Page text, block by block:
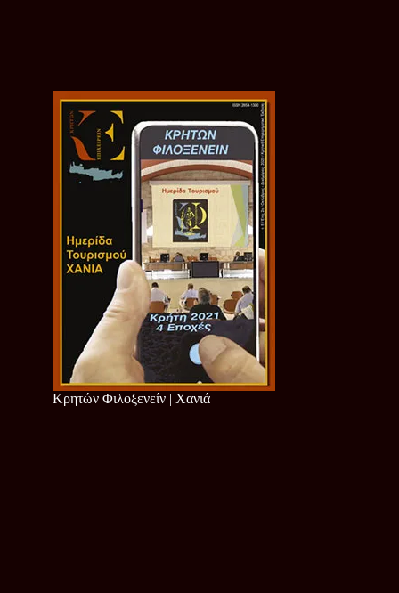
Κρητών Φιλοξενείν | Χανιά